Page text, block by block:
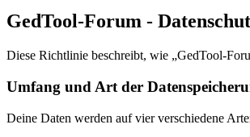
GedTool-Forum -
Diese Richtlinie beschreibt, wie „GedTool-
Umfang und Art der
Deine Daten werden auf vier verschiedene